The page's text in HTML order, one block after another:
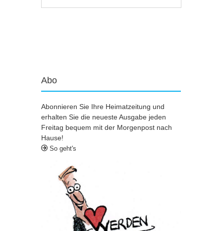
Abo
Abonnieren Sie Ihre Heimatzeitung und
erhalten Sie die neueste Ausgabe jeden
Freitag bequem mit der Morgenpost nach
Hause!
So geht's